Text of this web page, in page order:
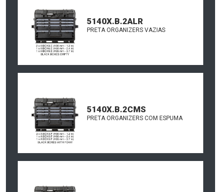
5140X.B.2ALR
PRETA ORGANIZERS VAZIAS
5140X.B.2CMS
PRETA ORGANIZERS COM ESPUMA